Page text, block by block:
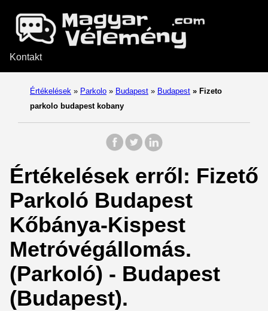
Kontakt
Értékelések » Parkolo » Budapest » Budapest » Fizeto
parkolo budapest kobany
Értékelések erről: Fizető
Parkoló Budapest
Kőbánya-Kispest
Metróvégállomás.
(Parkoló) - Budapest
(Budapest).